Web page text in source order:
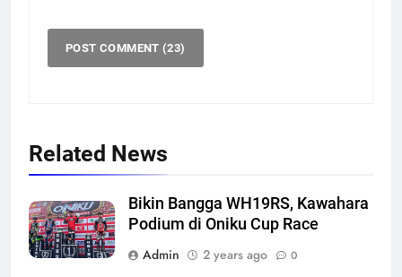
Related News
Bikin Bangga WH19RS, Kawahara
Podium di Oniku Cup Race
Admin
2 years ago 0